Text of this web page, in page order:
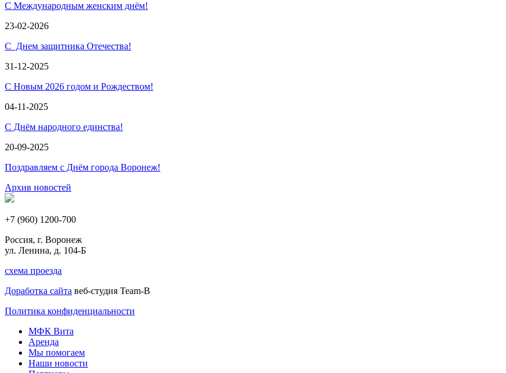
С Международным женским днём!
23-02-2026
С Днем защитника Отечества!
31-12-2025
С Новым 2026 годом и Рождеством!
04-11-2025
С Днём народного единства!
20-09-2025
Поздравляем с Днём города Воронеж!
Архив новостей
+7 (960) 1200-700
Россия, г. Воронеж
ул. Ленина, д. 104-Б
схема проезда
Доработка сайта веб-студия Team-B
Политика конфиденциальности
МФК Вита
Аренда
Мы помогаем
Наши новости